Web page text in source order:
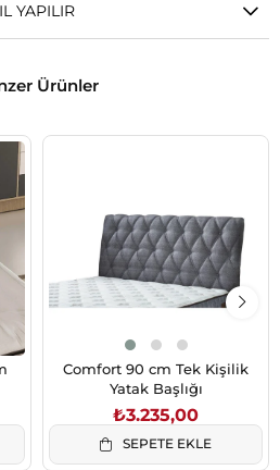
YAPILIR
Ürünler
Comfort 90 cm Tek Kişilik
Yatak Başlığı
₺3.235,00
SEPETE EKLE